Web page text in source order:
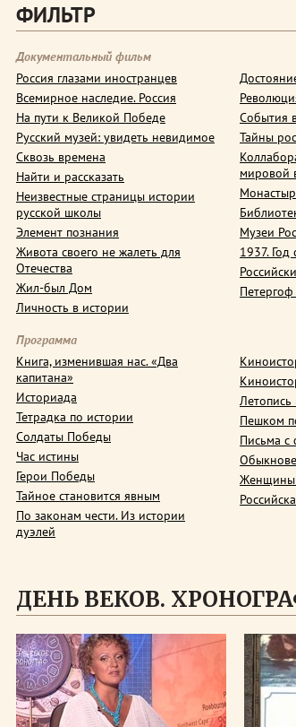
ФИЛЬТР
Документальный фильм
Россия глазами иностранцев
Всемирное наследие. Россия
На пути к Великой Победе
Русский музей: увидеть невидимое
Сквозь времена
Найти и рассказать
Неизвестные страницы истории
русской школы
Элемент познания
Живота своего не жалеть для
Отечества
Жил-был Дом
Личность в истории
События
Тайны
мировой
Музеи
1937. Год
Программа
Книга, изменившая нас. «Два
капитана»
Историада
Тетрадка по истории
Солдаты Победы
Час истины
Герои Победы
Тайное становится явным
По законам чести. Из истории
дуэлей
Летопись
Пешком
Письма с
Женщины
ДЕНЬ ВЕКОВ.